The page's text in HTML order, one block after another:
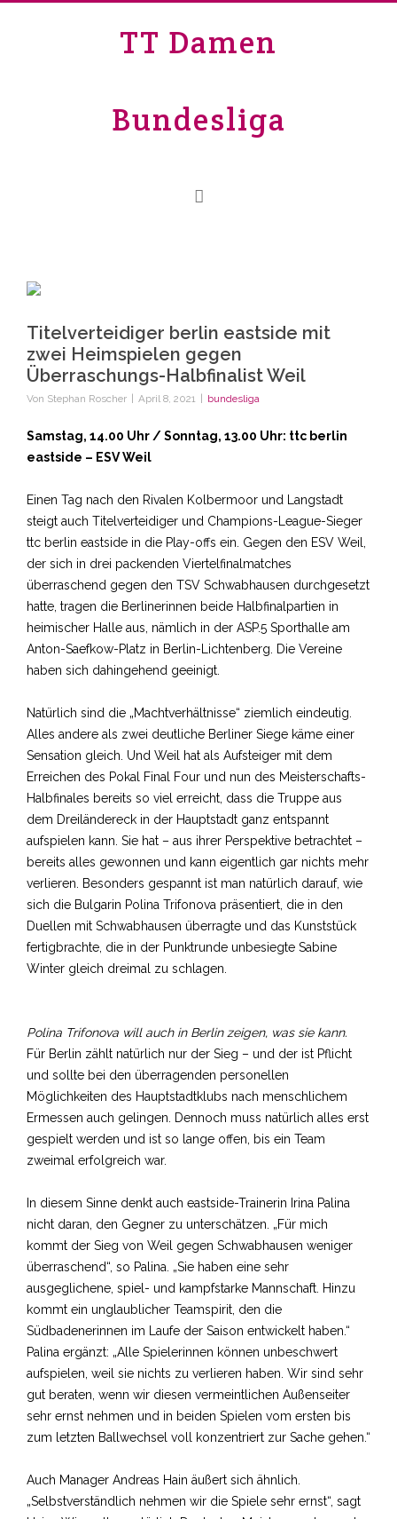
TT Damen
Bundesliga
Titelverteidiger berlin eastside mit
zwei Heimspielen gegen
Überraschungs-Halbfinalist Weil
Von Stephan Roscher April 8, 2021 bundesliga
Samstag, 14.00 Uhr / Sonntag, 13.00 Uhr: ttc berlin
eastside – ESV Weil
Einen Tag nach den Rivalen Kolbermoor und Langstadt
steigt auch Titelverteidiger und Champions-League-Sieger
ttc berlin eastside in die Play-offs ein. Gegen den ESV Weil,
der sich in drei packenden Viertelfinalmatches
überraschend gegen den TSV Schwabhausen durchgesetzt
hatte, tragen die Berlinerinnen beide Halbfinalpartien in
heimischer Halle aus, nämlich in der ASP.5 Sporthalle am
Anton-Saefkow-Platz in Berlin-Lichtenberg. Die Vereine
haben sich dahingehend geeinigt.
Natürlich sind die „Machtverhältnisse“ ziemlich eindeutig.
Alles andere als zwei deutliche Berliner Siege käme einer
Sensation gleich. Und Weil hat als Aufsteiger mit dem
Erreichen des Pokal Final Four und nun des Meisterschafts-
Halbfinales bereits so viel erreicht, dass die Truppe aus
dem Dreiländereck in der Hauptstadt ganz entspannt
aufspielen kann. Sie hat – aus ihrer Perspektive betrachtet –
bereits alles gewonnen und kann eigentlich gar nichts mehr
verlieren. Besonders gespannt ist man natürlich darauf, wie
sich die Bulgarin Polina Trifonova präsentiert, die in den
Duellen mit Schwabhausen überragte und das Kunststück
fertigbrachte, die in der Punktrunde unbesiegte Sabine
Winter gleich dreimal zu schlagen.
Polina Trifonova will auch in Berlin zeigen, was sie kann.
Für Berlin zählt natürlich nur der Sieg – und der ist Pflicht
und sollte bei den überragenden personellen
Möglichkeiten des Hauptstadtklubs nach menschlichem
Ermessen auch gelingen. Dennoch muss natürlich alles erst
gespielt werden und ist so lange offen, bis ein Team
zweimal erfolgreich war.
In diesem Sinne denkt auch eastside-Trainerin Irina Palina
nicht daran, den Gegner zu unterschätzen. „Für mich
kommt der Sieg von Weil gegen Schwabhausen weniger
überraschend“, so Palina. „Sie haben eine sehr
ausgeglichene, spiel- und kampfstarke Mannschaft. Hinzu
kommt ein unglaublicher Teamspirit, den die
Südbadenerinnen im Laufe der Saison entwickelt haben.“
Palina ergänzt: „Alle Spielerinnen können unbeschwert
aufspielen, weil sie nichts zu verlieren haben. Wir sind sehr
gut beraten, wenn wir diesen vermeintlichen Außenseiter
sehr ernst nehmen und in beiden Spielen vom ersten bis
zum letzten Ballwechsel voll konzentriert zur Sache gehen.“
Auch Manager Andreas Hain äußert sich ähnlich.
„Selbstverständlich nehmen wir die Spiele sehr ernst“, sagt